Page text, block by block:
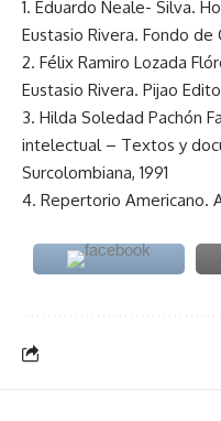
1. Eduardo Neale- Silva.
Eustasio Rivera. Fondo de
2. Félix Ramiro Lozada
Eustasio Rivera. Pijao
3. Hilda Soledad Pachón
intelectual – Textos y
Surcolombiana, 1991
4. Repertorio Americano.